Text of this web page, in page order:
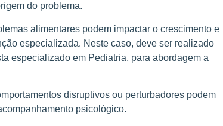
do problema.
alimentares podem impactar o crescimento e
especializada. Neste caso, deve ser realizado
especializado em Pediatria, para abordagem a
disruptivos ou perturbadores podem
psicológico.